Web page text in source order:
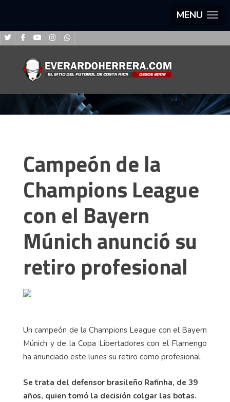
MENU
Campeón de la
Champions League
con el Bayern
Múnich anunció su
retiro profesional
Un campeón de la Champions League con el Bayern
Múnich y de la Copa Libertadores con el Flamengo
ha anunciado este lunes su retiro como profesional.
Se trata del defensor brasileño Rafinha, de 39
años, quien tomó la decisión colgar las botas.